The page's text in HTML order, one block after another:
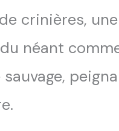
crinières,
néant
sauvage,